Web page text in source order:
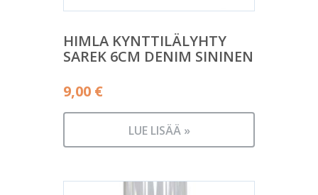
HIMLA KYNTTILÄLYHTY
SAREK 6CM DENIM SININEN
9,00 €
LUE LISÄÄ »